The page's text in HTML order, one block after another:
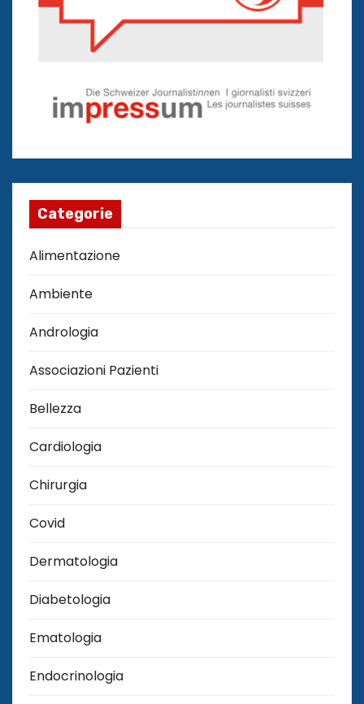
Categorie
Alimentazione
Ambiente
Andrologia
Associazioni Pazienti
Bellezza
Cardiologia
Chirurgia
Covid
Dermatologia
Diabetologia
Ematologia
Endocrinologia